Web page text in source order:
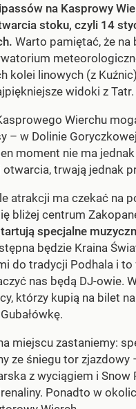
na Kasprowy
stoku, czyli 14
Warto pamiętać, że
kolei linowych (z
widoki z Tatr.
Wierchu
– w Dolinie
moment nie ma
trwają jednak
atrakcji ma czekać na
bliżej centrum
specjalne
będzie Kraina
do tradycji Podhala i to
nas będą DJ-owie.
którzy kupią na bilet
miejscu zastaniemy:
ze śniegu tor zjazdowy
z wyciągiem i Snow
Ponadto w